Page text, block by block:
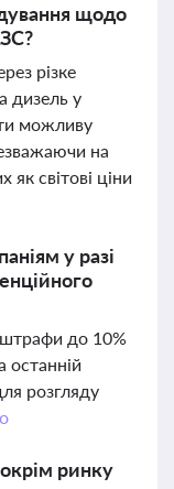
щодо
різке
дизель у
можливу
на
як світові ціни
у разі
до 10%
останній
розгляду
ринку